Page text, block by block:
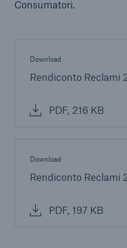
Consumatori.
Download
Rendiconto Reclami
PDF, 216 KB
Download
Rendiconto Reclami
PDF, 197 KB